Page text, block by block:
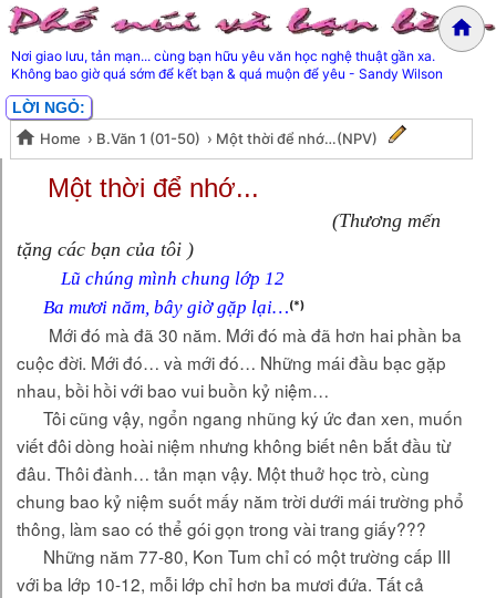
Nơi giao lưu, tản mạn... cùng bạn hữu yêu văn học nghệ thuật gần xa.
Không bao giờ quá sớm để kết bạn & quá muộn để yêu - Sandy Wilson
LỜI NGỎ:
Home › B.Văn 1 (01-50) › Một thời để nhớ…(NPV)
Một thời để nhớ…(NPV)
Một thời để nhớ...
(Thương mến
tặng các bạn của tôi )
Lũ chúng mình chung lớp 12
Ba mươi năm, bây giờ gặp lại…(*)
Mới đó mà đã 30 năm. Mới đó mà đã hơn hai phần ba
cuộc đời. Mới đó… và mới đó… Những mái đầu bạc gặp
nhau, bồi hồi với bao vui buồn kỷ niệm…
Tôi cũng vậy, ngổn ngang nhũng ký ức đan xen, muốn
viết đôi dòng hoài niệm nhưng không biết nên bắt đầu từ
đâu. Thôi đành… tản mạn vậy. Một thuở học trò, cùng
chung bao kỷ niệm suốt mấy năm trời dưới mái trường phổ
thông, làm sao có thể gói gọn trong vài trang giấy???
Những năm 77-80, Kon Tum chỉ có một trường cấp III
với ba lớp 10-12, mỗi lớp chỉ hơn ba mươi đứa. Tất cả